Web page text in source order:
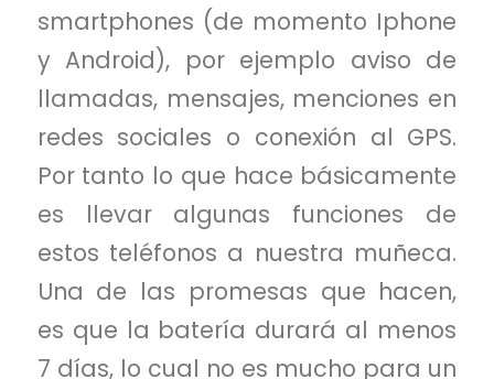
smartphones (de momento Iphone
y Android), por ejemplo aviso de
llamadas, mensajes, menciones en
redes sociales o conexión al GPS.
Por tanto lo que hace básicamente
es llevar algunas funciones de
estos teléfonos a nuestra muñeca.
Una de las promesas que hacen,
es que la batería durará al menos
7 días, lo cual no es mucho para un